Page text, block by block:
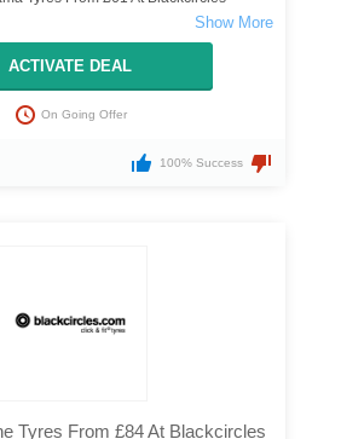
ACTIVATE DEAL
On Going Offer
100% Success
Tyres From £84 At Blackcircles